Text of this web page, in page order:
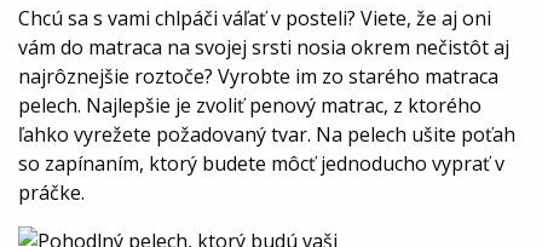
Chcú sa s vami chlpáči váľať v posteli? Viete, že aj oni
vám do matraca na svojej srsti nosia okrem nečistôt aj
najrôznejšie roztoče? Vyrobte im zo starého matraca
pelech. Najlepšie je zvoliť penový matrac, z ktorého
ľahko vyrežete požadovaný tvar. Na pelech ušite poťah
so zapínaním, ktorý budete môcť jednoducho vyprať v
práčke.